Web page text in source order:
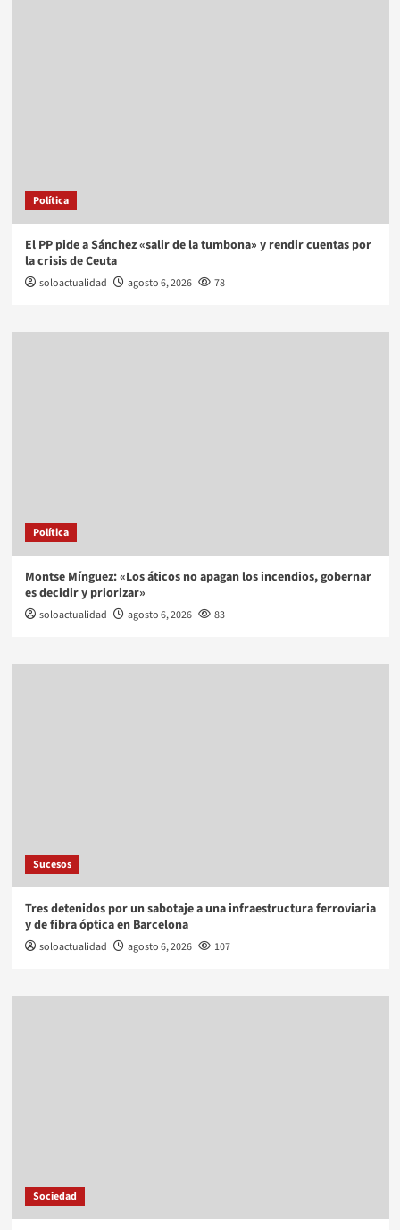
Política
El PP pide a Sánchez «salir de la tumbona» y rendir cuentas por
la crisis de Ceuta
soloactualidad agosto 6, 2026 78
Política
Montse Mínguez: «Los áticos no apagan los incendios, gobernar
es decidir y priorizar»
soloactualidad agosto 6, 2026 83
Sucesos
Tres detenidos por un sabotaje a una infraestructura ferroviaria
y de fibra óptica en Barcelona
soloactualidad agosto 6, 2026 107
Sociedad